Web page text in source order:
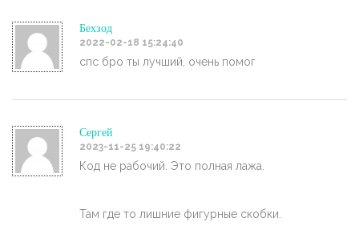
Бехзод
2022-02-18 15:24:40
спс бро ты лучший, очень помог
Сергей
2023-11-25 19:40:22
Код не рабочий. Это полная лажа.
Там где то лишние фигурные скобки.